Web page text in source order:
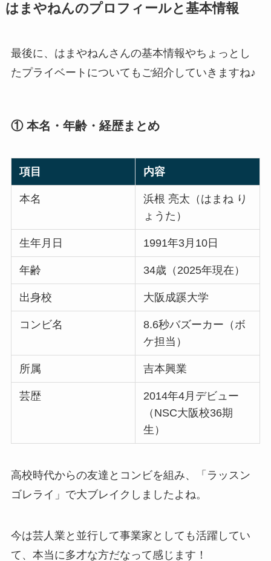
はまやねんのプロフィールと基本情報
最後に、はまやねんさんの基本情報やちょっとし
たプライベートについてもご紹介していきますね♪
① 本名・年齢・経歴まとめ
項目 内容
本名
浜根 亮太（はまね り
ょうた）
生年月日 1991年3月10日
年齢 34歳（2025年現在）
出身校 大阪成蹊大学
コンビ名
8.6秒バズーカー（ボ
ケ担当）
所属 吉本興業
芸歴
2014年4月デビュー
（NSC大阪校36期
生）
高校時代からの友達とコンビを組み、「ラッスン
ゴレライ」で大ブレイクしましたよね。
今は芸人業と並行して事業家としても活躍してい
て、本当に多才な方だなって感じます！